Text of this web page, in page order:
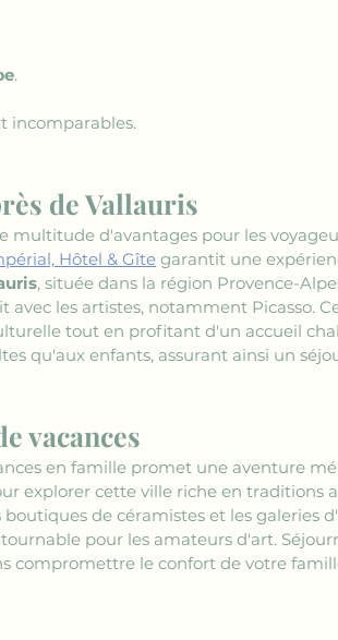
.
incomparables.
de Vallauris
multitude d'avantages pour les
Hôtel & Gîte garantit une
, située dans la région Provence-
les artistes, notamment Picasso.
tout en profitant d'un accueil
qu'aux enfants, assurant ainsi un
vacances
en famille promet une aventure
explorer cette ville riche en traditions
boutiques de céramistes et les galeries
pour les amateurs d'art.
compromettre le confort de votre